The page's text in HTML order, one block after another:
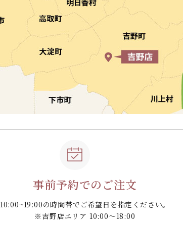
事前予約でのご注文
10:00~19:00の時間帯で ご希望日を指定ください。
※吉野店エリア 10:00～18:00